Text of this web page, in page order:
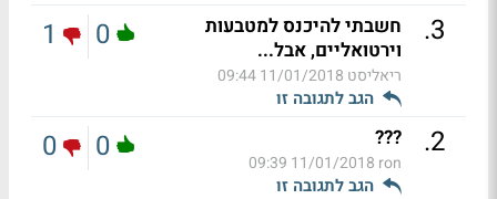
3
.
חשבתי להיכנס למטבעות
וירטואליים, אבל...
ריאליסט 11/01/2018 09:44
הגב לתגובה זו
0
1
2
.
???
ron
11/01/2018 09:39
הגב לתגובה זו
0
0